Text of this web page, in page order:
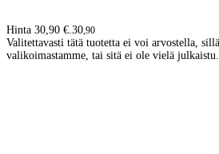
Hinta 30,90 €. 30,90
Valitettavasti tätä tuotetta ei voi arvostella,
valikoimastamme, tai sitä ei ole vielä julkaistu.